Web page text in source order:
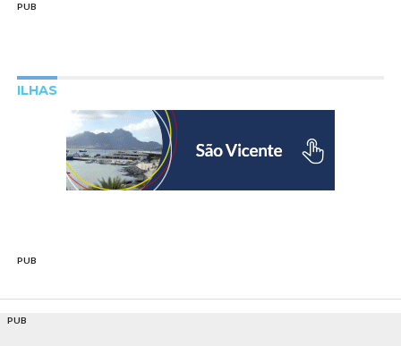
PUB
ILHAS
PUB
PUB